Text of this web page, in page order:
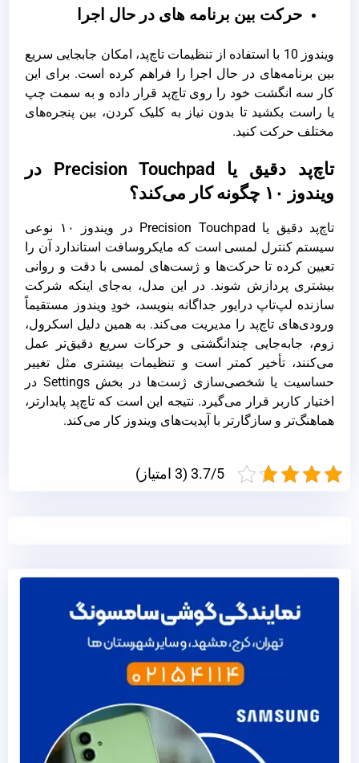
حرکت بین برنامه‌ های در حال اجرا
ویندوز 10 با استفاده از تنظیمات تاچ‌پد، امکان جابجایی سریع
بین برنامه‌های در حال اجرا را فراهم کرده است. برای این
کار سه انگشت خود را روی تاچ‌پد قرار داده و به سمت چپ
یا راست بکشید تا بدون نیاز به کلیک کردن، بین پنجره‌های
مختلف حرکت کنید.
تاچ‌پد دقیق یا Precision Touchpad در
ویندوز ۱۰ چگونه کار می‌کند؟
تاچ‌پد دقیق یا Precision Touchpad در ویندوز ۱۰ نوعی
سیستم کنترل لمسی است که مایکروسافت استاندارد آن را
تعیین کرده تا حرکت‌ها و ژست‌های لمسی با دقت و روانی
بیشتری پردازش شوند. در این مدل، به‌جای اینکه شرکت
سازنده لپ‌تاپ درایور جداگانه بنویسد، خودِ ویندوز مستقیماً
ورودی‌های تاچ‌پد را مدیریت می‌کند. به همین دلیل اسکرول،
زوم، جابه‌جایی چندانگشتی و حرکات سریع دقیق‌تر عمل
می‌کنند، تأخیر کمتر است و تنظیمات بیشتری مثل تغییر
حساسیت یا شخصی‌سازی ژست‌ها در بخش Settings در
اختیار کاربر قرار می‌گیرد. نتیجه این است که تاچ‌پد پایدارتر،
هماهنگ‌تر و سازگارتر با آپدیت‌های ویندوز کار می‌کند.
3.7/5 (3 امتیاز)